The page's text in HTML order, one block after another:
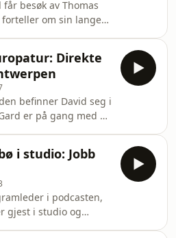
får besøk av Thomas
om sin lange
entusiastkjøp for tiden
tema! Hosted on
privacy for more
Direkte
befinner David seg i
er på gang med en
Alfa Romeo på tur,
mat, vriene
og det hele. Liker
ikke gå glipp av
det innom en
manuell som ikke er
i studio: Jobb
i podcasten,
gjest i studio og